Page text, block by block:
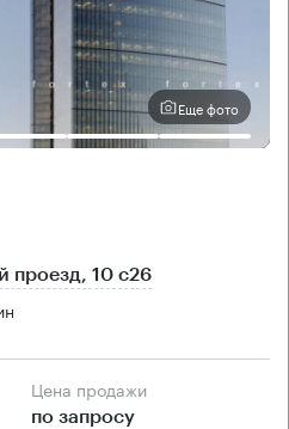
Еще фото
проезд, 10 с26
Цена продажи
по запросу